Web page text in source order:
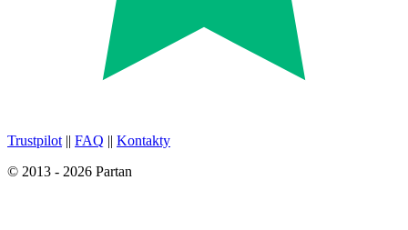
Trustpilot || FAQ || Kontakty
© 2013 - 2026 Partan